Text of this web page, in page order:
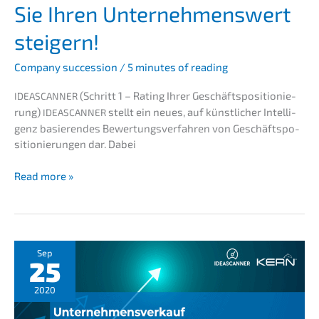
pre­
neur
Sie Ihren Unter­neh­mens­wert
steigern!
Compa­ny succes­si­on / 5 minutes of reading
IDEASCANNER (Schritt 1 – Rating Ihrer Geschäfts­po­si­tio­nie­
rung) IDEASCANNERstellt ein neues, auf künst­li­cher Intel­li­
genz basie­ren­des Bewer­tungs­ver­fah­ren von Geschäfts­po­
si­tio­nie­run­gen dar. Dabei
Unter­
Wie
Ihren
Unter­
neh­
mens­
Read more »
Sep
25
2020